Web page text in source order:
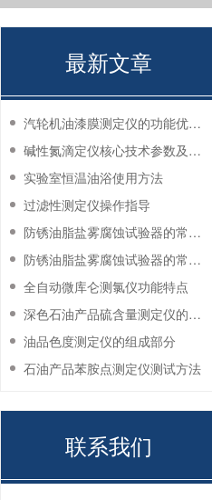
最新文章
汽轮机油漆膜测定仪的功能优势有哪些？
碱性氮滴定仪核心技术参数及应用说明
实验室恒温油浴使用方法
过滤性测定仪操作指导
防锈油脂盐雾腐蚀试验器的常见故障与解决方法
防锈油脂盐雾腐蚀试验器的常见故障与解决方法
全自动微库仑测氯仪功能特点
深色石油产品硫含量测定仪的工作环境要求
油品色度测定仪的组成部分
石油产品苯胺点测定仪测试方法
联系我们